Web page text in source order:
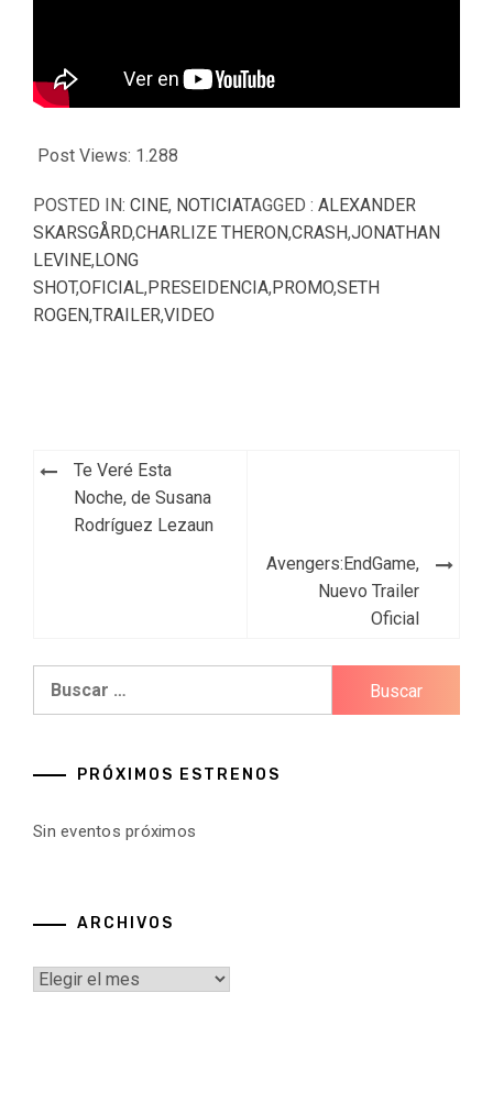
Post Views: 1.288
POSTED IN: CINE, NOTICIATAGGED : ALEXANDER
SKARSGÅRD,CHARLIZE THERON,CRASH,JONATHAN
LEVINE,LONG
SHOT,OFICIAL,PRESEIDENCIA,PROMO,SETH
ROGEN,TRAILER,VIDEO
Navegación
entradas
Te Veré Esta
Noche, de Susana
Rodríguez Lezaun
Avengers:EndGame,
Nuevo Trailer
Oficial
PRÓXIMOS ESTRENOS
Sin eventos próximos
ARCHIVOS
Archivos